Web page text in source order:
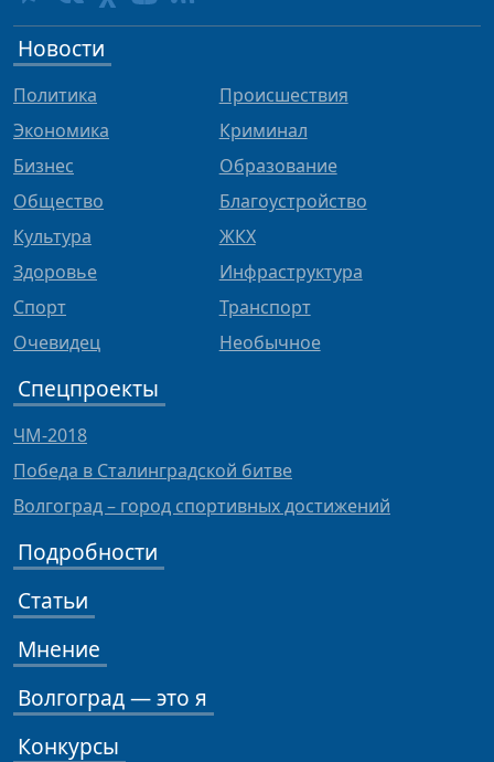
Новости
Политика
Экономика
Бизнес
Общество
Культура
Здоровье
Спорт
Очевидец
Происшествия
Криминал
Образование
Благоустройство
ЖКХ
Инфраструктура
Транспорт
Необычное
Спецпроекты
ЧМ-2018
Победа в Сталинградской битве
Волгоград – город спортивных достижений
Подробности
Статьи
Мнение
Волгоград — это я
Конкурсы